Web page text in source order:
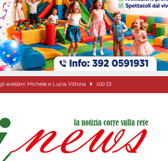
avellani Michele e Lucia Vittoria 100 DI
ricordo del fondatore
Negato: il Caso del Centro Sociale mai